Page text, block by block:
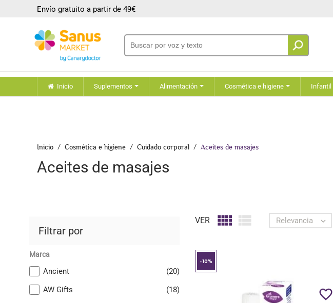
Envío gratuito a partir de 49€
Inicio Suplementos Alimentación Cosmética e higiene Infantil
Inicio Cosmética e higiene Cuidado corporal Aceites de masajes
Aceites de masajes
Filtrar por
Marca
Ancient
(20)
AW Gifts
(18)
VER   Relevancia 
-10%
favorite_border